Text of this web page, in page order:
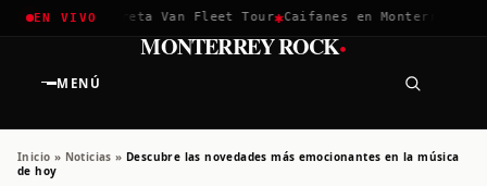
EN VIVO
2026✱Greta Van Fleet Tour✱Caifanes en Monterrey · 12
MENÚ
MONTERREY ROCK·
Inicio » Noticias » Descubre las novedades más emocionantes en la música
de hoy